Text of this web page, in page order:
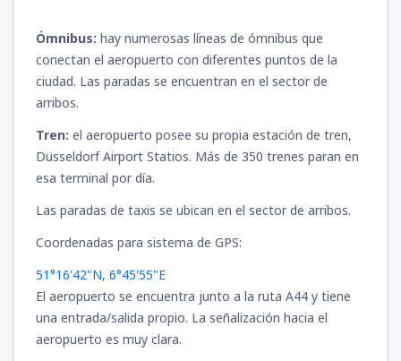
Ómnibus: hay numerosas líneas de ómnibus que
conectan el aeropuerto con diferentes puntos de la
ciudad. Las paradas se encuentran en el sector de
arribos.
Tren: el aeropuerto posee su propia estación de tren,
Düsseldorf Airport Statios. Más de 350 trenes paran en
esa terminal por día.
Las paradas de taxis se ubican en el sector de arribos.
Coordenadas para sistema de GPS:
51°16'42"N, 6°45'55"E
El aeropuerto se encuentra junto a la ruta A44 y tiene
una entrada/salida propio. La señalización hacia el
aeropuerto es muy clara.